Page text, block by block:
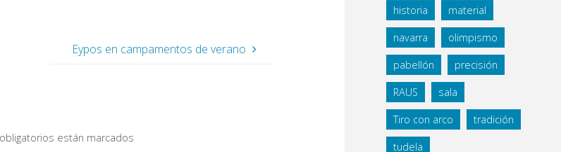
Eypos en campamentos de verano
están marcados
historia material
navarra olimpismo
pabellón precisión
RAUS sala
Tiro con arco tradición
tudela